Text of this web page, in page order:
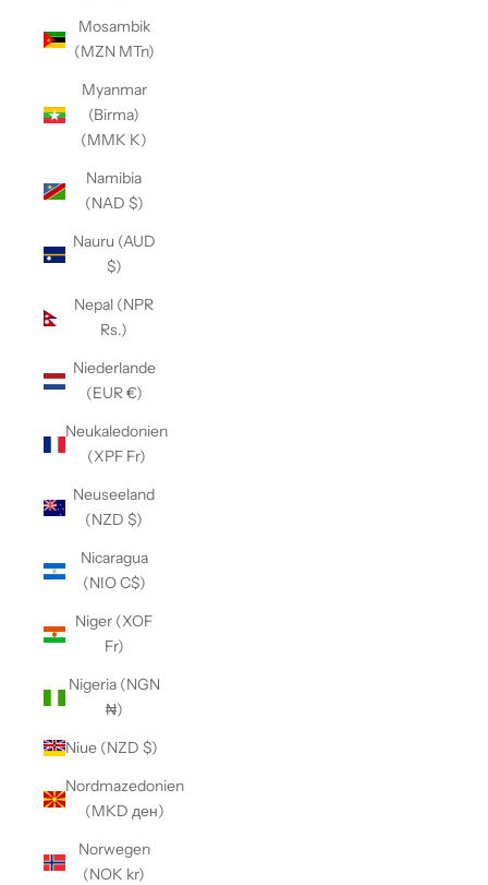
Mosambik
(MZN MTn)
Myanmar
(Birma)
(MMK K)
Namibia
(NAD $)
Nauru (AUD
$)
Nepal (NPR
Rs.)
Niederlande
(EUR €)
Neukaledonien
(XPF Fr)
Neuseeland
(NZD $)
Nicaragua
(NIO C$)
Niger (XOF
Fr)
Nigeria (NGN
₦)
Niue (NZD $)
Nordmazedonien
(MKD ден)
Norwegen
(NOK kr)